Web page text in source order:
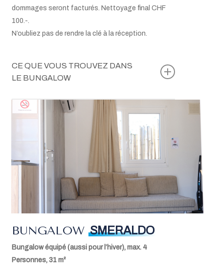
dommages seront facturés. Nettoyage final CHF
100.-.
N’oubliez pas de rendre la clé à la réception.
CE QUE VOUS TROUVEZ DANS
LE BUNGALOW
Table avec 2 chaises
Literie et linges de toilette
Plaque de cuisson à induction
Réfrigérateur avec compartiment congélateur
Lave-vaisselle, pastilles et liquide de rinçage
Machine Nespresso
Bouilloire électrique
Torchons, liquide vaisselle, éponges
Balai et pelle
W-LAN
Climatisation
Lit bébé sur demande (max. 1)
BUNGALOW SMERALDO
Bungalow équipé (aussi pour l’hiver), max. 4
Personnes, 31 m²